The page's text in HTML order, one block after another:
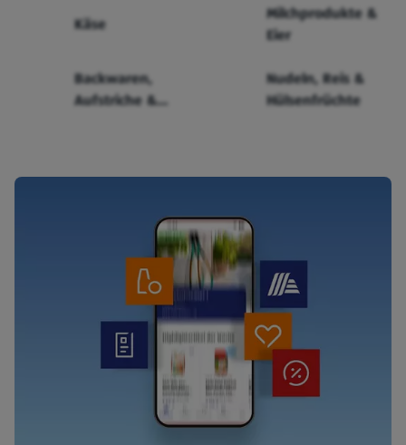
Käse
Milchprodukte &
Eier
Backwaren,
Aufstriche &
Nudeln, Reis &
Hülsenfrüchte